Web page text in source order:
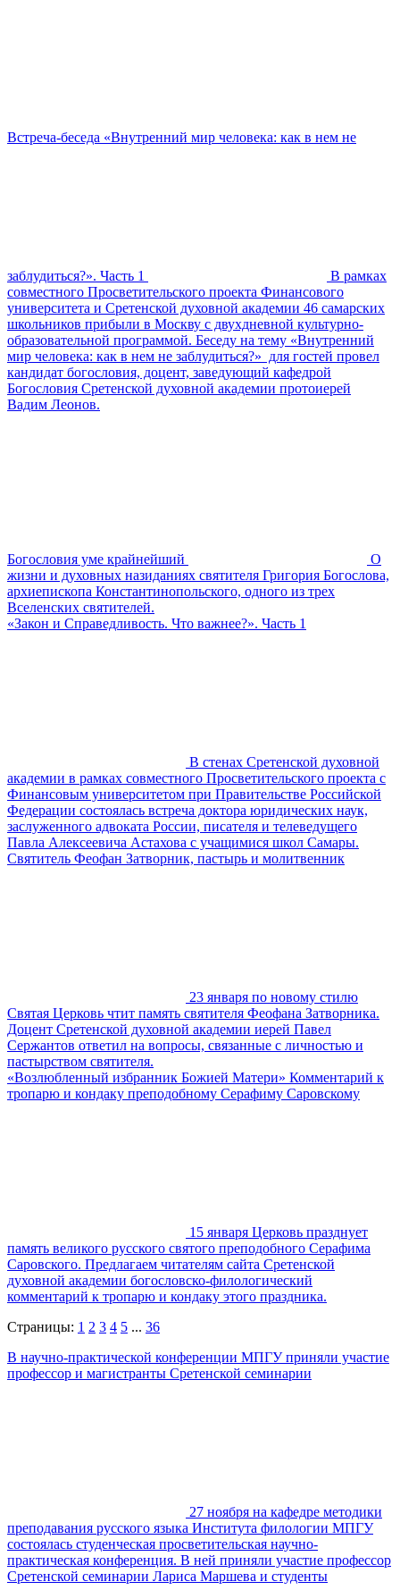
Встреча-беседа «Внутренний мир человека: как в нем не
заблудиться?». Часть 1
В рамках
совместного Просветительского проекта Финансового
университета и Сретенской духовной академии 46 самарских
школьников прибыли в Москву с двухдневной культурно-
образовательной программой. Беседу на тему «Внутренний
мир человека: как в нем не заблудиться?» для гостей провел
кандидат богословия, доцент, заведующий кафедрой
Богословия Сретенской духовной академии протоиерей
Вадим Леонов.
Богословия уме крайнейший
О
жизни и духовных назиданиях святителя Григория Богослова,
архиепископа Константинопольского, одного из трех
Вселенских святителей.
«Закон и Справедливость. Что важнее?». Часть 1
В стенах Сретенской духовной
академии в рамках совместного Просветительского проекта с
Финансовым университетом при Правительстве Российской
Федерации состоялась встреча доктора юридических наук,
заслуженного адвоката России, писателя и телеведущего
Павла Алексеевича Астахова с учащимися школ Самары.
Святитель Феофан Затворник, пастырь и молитвенник
23 января по новому стилю
Святая Церковь чтит память святителя Феофана Затворника.
Доцент Сретенской духовной академии иерей Павел
Сержантов ответил на вопросы, связанные с личностью и
пастырством святителя.
«Возлюбленный избранник Божией Матери» Комментарий к
тропарю и кондаку преподобному Серафиму Саровскому
15 января Церковь празднует
память великого русского святого преподобного Серафима
Саровского. Предлагаем читателям сайта Сретенской
духовной академии богословско-филологический
комментарий к тропарю и кондаку этого праздника.
Страницы: 1 2 3 4 5 ... 36
В научно-практической конференции МПГУ приняли участие
профессор и магистранты Сретенской семинарии
27 ноября на кафедре методики
преподавания русского языка Института филологии МПГУ
состоялась студенческая просветительская научно-
практическая конференция. В ней приняли участие профессор
Сретенской семинарии Лариса Маршева и студенты